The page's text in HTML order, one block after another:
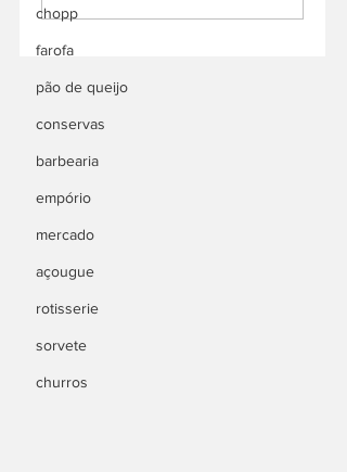
chopp
farofa
pão de queijo
conservas
barbearia
empório
mercado
açougue
rotisserie
sorvete
churros